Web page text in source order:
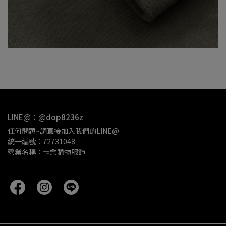
LINE@：@dop8236z
任何問題~請直接加入我們的LINE@
統一編號：72731048
營業名稱：卡樂購物服飾